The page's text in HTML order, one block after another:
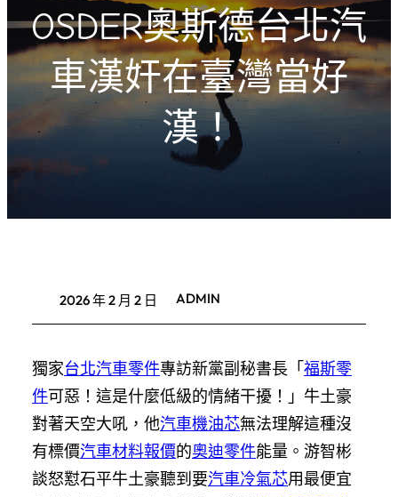
OSDER奧斯德台北汽
車漢奸在臺灣當好
漢！
2026 年 2 月 2 日 ADMIN
獨家台北汽車零件專訪新黨副秘書長「福斯零
件可惡！這是什麼低級的情緒干擾！」牛土豪
對著天空大吼，他汽車機油芯無法理解這種沒
有標價汽車材料報價的奧迪零件能量。游智彬
談怒懟石平牛土豪聽到要汽車冷氣芯用最便宜